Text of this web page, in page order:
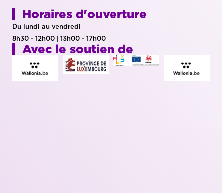
Horaires d'ouverture
Du lundi au vendredi
8h30 - 12h00 | 13h00 - 17h00
Avec le soutien de